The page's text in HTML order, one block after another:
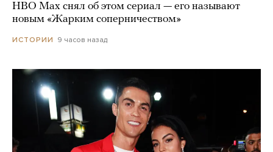
HBO Max снял об этом сериал — его называют
новым «Жарким соперничеством»
ИСТОРИИ 9 часов назад